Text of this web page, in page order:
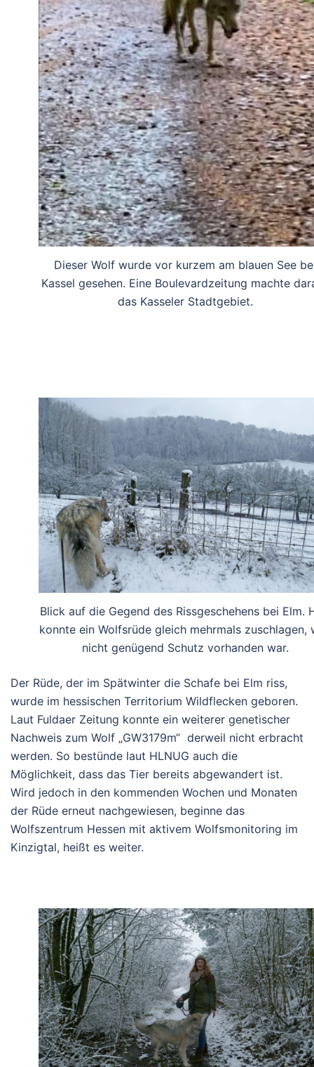
Dieser Wolf wurde vor kurzem am blauen See
Kassel gesehen. Eine Boulevardzeitung machte
das Kasseler Stadtgebiet.
Blick auf die Gegend des Rissgeschehens bei Elm.
konnte ein Wolfsrüde gleich mehrmals zuschlagen,
nicht genügend Schutz vorhanden war.
Der Rüde, der im Spätwinter die Schafe bei Elm riss,
wurde im hessischen Territorium Wildflecken geboren.
Laut Fuldaer Zeitung konnte ein weiterer genetischer
Nachweis zum Wolf „GW3179m“ derweil nicht erbracht
werden. So bestünde laut HLNUG auch die
Möglichkeit, dass das Tier bereits abgewandert ist.
Wird jedoch in den kommenden Wochen und Monaten
der Rüde erneut nachgewiesen, beginne das
Wolfszentrum Hessen mit aktivem Wolfsmonitoring im
Kinzigtal, heißt es weiter.